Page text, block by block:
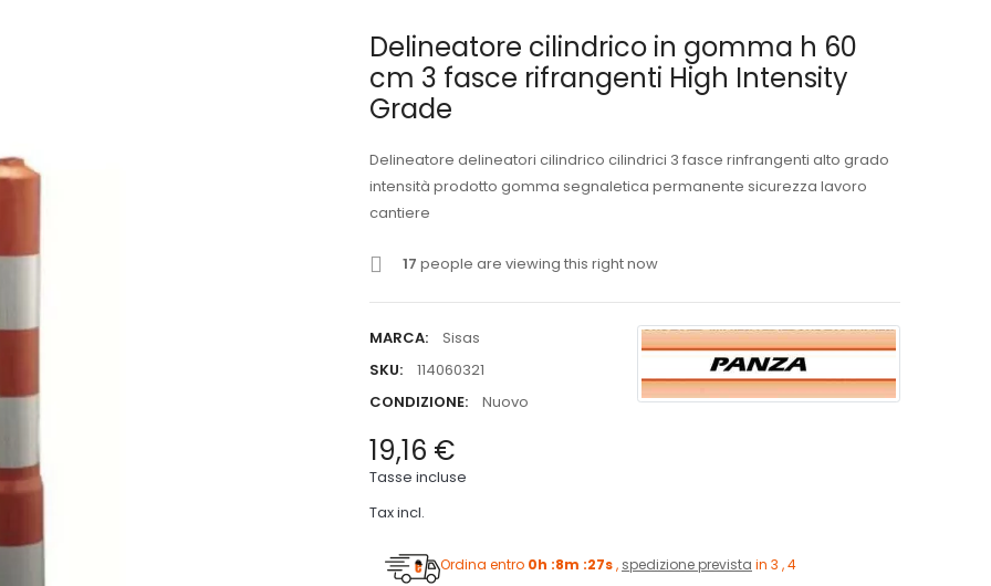
Delineatore cilindrico in gomma h 60
cm 3 fasce rifrangenti High Intensity
Grade
Delineatore delineatori cilindrico cilindrici 3 fasce rinfrangenti alto grado
intensità prodotto gomma segnaletica permanente sicurezza lavoro
cantiere
17 people are viewing this right now
MARCA:
Sisas
SKU:
114060321
CONDIZIONE:
Nuovo
19,16 €
Tasse incluse
Tax incl.
Ordina entro 0h :8m :26s, spedizione prevista in 3 , 4